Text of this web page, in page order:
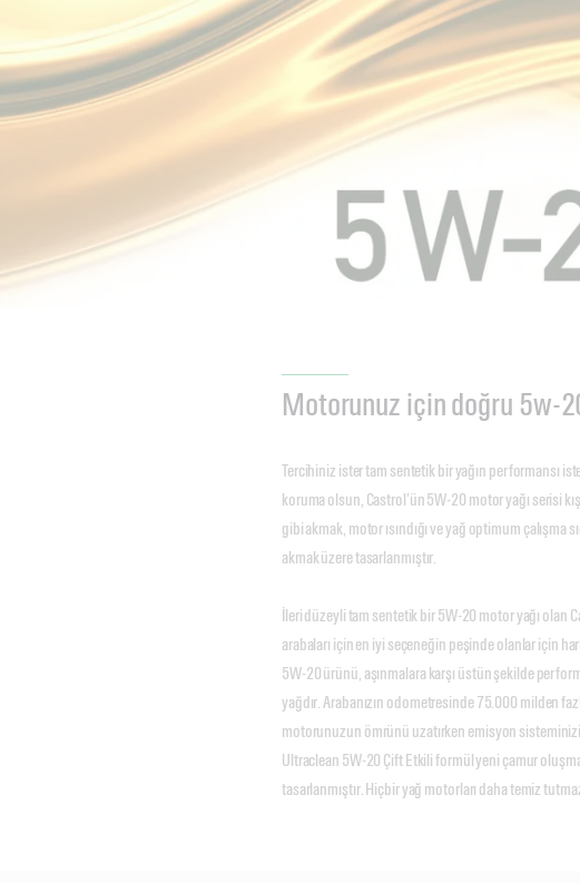
Motorunuz için doğru 5w-
Tercihiniz ister tam sentetik bir yağın performansı
koruma olsun, Castrol’ün 5W-20 motor yağı serisi
gibi akmak, motor ısındığı ve yağ optimum çalışma
akmak üzere tasarlanmıştır.
İleri düzeyli tam sentetik bir 5W-20 motor yağı olan
arabaları için en iyi seçeneğin peşinde olanlar için
5W-20 ürünü, aşınmalara karşı üstün şekilde
yağdır. Arabanızın odometresinde 75.000 milden
motorunuzun ömrünü uzatırken emisyon sisteminizi
Ultraclean 5W-20 Çift Etkili formül yeni çamur
tasarlanmıştır. Hiçbir yağ motorları daha temiz